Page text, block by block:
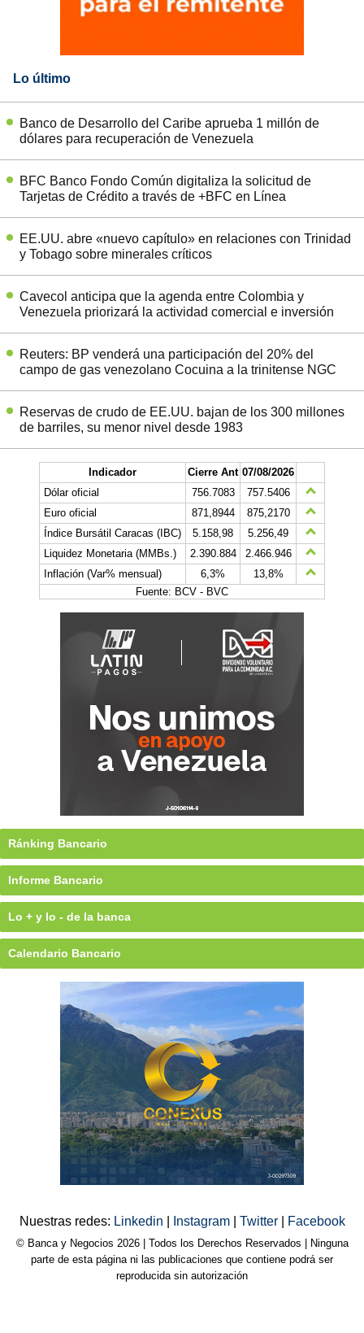
Lo último
Banco de Desarrollo del Caribe aprueba 1 millón de
dólares para recuperación de Venezuela
BFC Banco Fondo Común digitaliza la solicitud de
Tarjetas de Crédito a través de +BFC en Línea
EE.UU. abre «nuevo capítulo» en relaciones con Trinidad
y Tobago sobre minerales críticos
Cavecol anticipa que la agenda entre Colombia y
Venezuela priorizará la actividad comercial e inversión
Reuters: BP venderá una participación del 20% del
campo de gas venezolano Cocuina a la trinitense NGC
Reservas de crudo de EE.UU. bajan de los 300 millones
de barriles, su menor nivel desde 1983
Indicador Cierre Ant 07/08/2026
Dólar oficial
756.7083
757.5406
Euro oficial
871,8944
875,2170
Índice Bursátil Caracas (IBC)
5.158,98
5.256,49
Liquidez Monetaria (MMBs.)
2.390.884
2.466.946
Inflación (Var% mensual)
6,3%
13,8%
Fuente: BCV - BVC
Ránking Bancario
Informe Bancario
Lo + y lo - de la banca
Calendario Bancario
Nuestras redes: Linkedin Instagram Twitter Facebook
© Banca y Negocios 2026 | Todos los Derechos Reservados | Ninguna
parte de esta página ni las publicaciones que contiene podrá ser
reproducida sin autorización